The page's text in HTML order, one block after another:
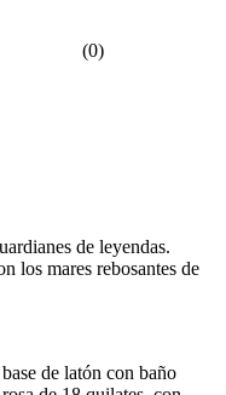
(0)
de leyendas.
los mares rebosantes de
de latón con baño